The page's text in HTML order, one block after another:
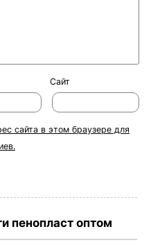
Сайт
сайта в этом браузере для
пенопласт оптом